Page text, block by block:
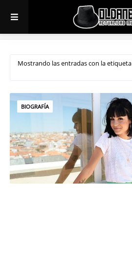
Mostrando las entradas con la etiqueta
BIOGRAFÍA